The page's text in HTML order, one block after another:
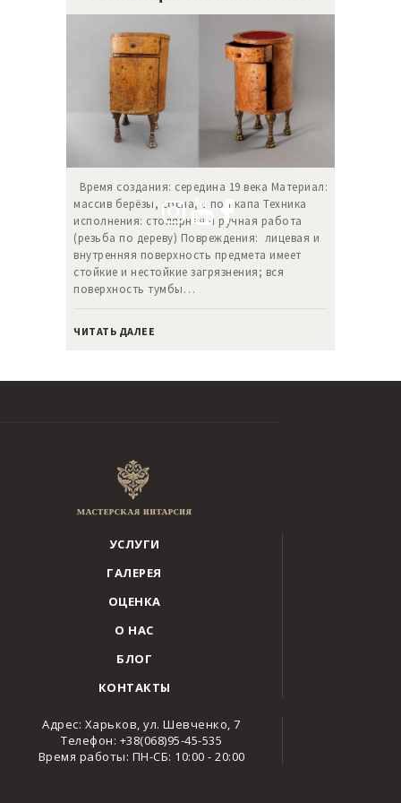
Время создания: середина 19 века Материал:
массив берёзы, сосна, шпон капа Техника
исполнения: столярная и ручная работа
(резьба по дереву) Повреждения: лицевая и
внутренняя поверхность предмета имеет
стойкие и нестойкие загрязнения; вся
поверхность тумбы…
ЧИТАТЬ ДАЛЕЕ
УСЛУГИ
ГАЛЕРЕЯ
ОЦЕНКА
О НАС
БЛОГ
КОНТАКТЫ
Адрес: Харьков, ул. Шевченко, 7
Телефон: +38(068)95-45-535
Время работы: ПН-СБ: 10:00 - 20:00